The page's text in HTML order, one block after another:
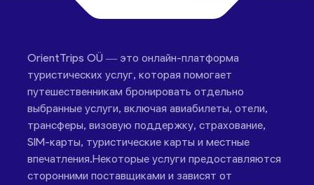
OrientTrips OÜ — это онлайн-платформа
туристических услуг, которая помогает
путешественникам бронировать отдельно
выбранные услуги, включая авиабилеты, отели,
трансферы, визовую поддержку, страхование,
SIM-карты, туристические карты и местные
впечатления.Некоторые услуги предоставляются
сторонними поставщиками и зависят от